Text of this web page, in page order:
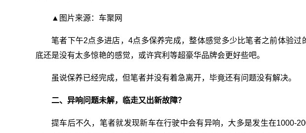
▲图片来源：车聚网
笔者下午2点多进店，4点多保养完成，整体感觉多少比笔者之前体验过
底还是没有太多惊艳的感觉，或许宾利等超豪华品牌会更好些吧。
虽说保养已经完成，但笔者并没有着急离开，毕竟还有问题没有解决。
二、异响问题未解，临走又出新故障？
提车后不久，笔者就发现新车在行驶中会有异响，大多是发生在1000-